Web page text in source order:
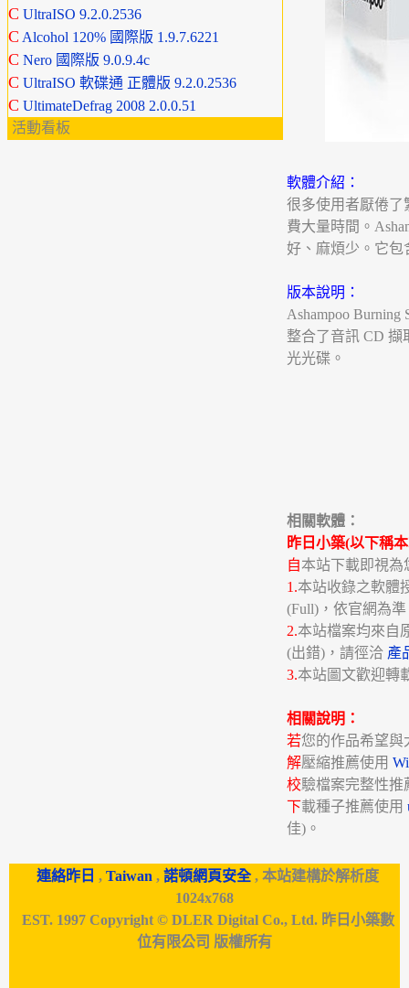
C UltraISO 9.2.0.2536
C Alcohol 120% 國際版 1.9.7.6221
C Nero 國際版 9.0.9.4c
C UltraISO 軟碟通 正體版 9.2.0.2536
C UltimateDefrag 2008 2.0.0.51
活動看板
軟體介紹：
很多使用者厭倦了
費大量時間。
好、麻煩少。它包
版本說明：
Ashampoo
整合了音訊 CD 擷
光光碟。
相關軟體：
昨日小築(以下稱
自本站下載即視為
1.本站收錄之軟體
(Full)，依官網為
2.本站檔案均來自
(出錯)，請徑洽 產
3.本站圖文歡迎轉
相關說明：
若您的作品希望
解壓縮推薦使用
校驗檔案完整性
下載種子推薦使用
佳)。
連絡昨日 , Taiwan , 諾頓網頁安全, 本站建構於解析度
1024x768
EST. 1997 Copyright © DLER Digital Co., Ltd. 昨日小築數
位有限公司 版權所有